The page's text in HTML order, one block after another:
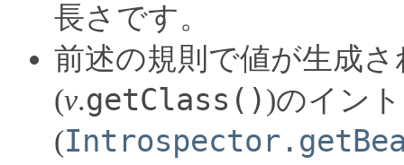
長さです。
前述の規則で値が生成
(v.getClass())のイン
(